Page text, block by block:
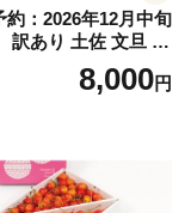
約：2026年12月中旬
訳あり 土佐 文旦 8k
ズ以上サイズミック
円 わけあり ぶんた
送 期間限定 特産品
ックス くらもとフ
南町 愛媛県
8,000円